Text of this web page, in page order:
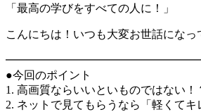
「最高の学びをすべての人に！」
こんにちは！いつも大変お世話にな
●今回のポイント
1. 高画質ならいいといものではない！
2. ネットで見てもらうなら「軽くてキ